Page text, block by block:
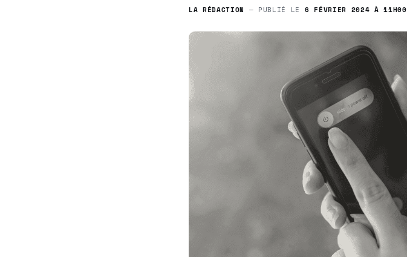
LA RÉDACTION — PUBLIÉ LE 6 FÉVRIER 2024 À 11H00